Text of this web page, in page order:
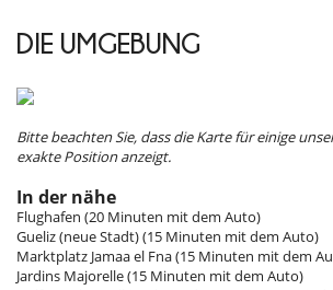
Terrasse
Zentralheizung
Kinder
Kinder willkommen
Küche und Ausstattung
voll ausgestattete Küche
Personal
Haushälterin
Immobilie mit Personal
Pro Lieferung
Rücktrittsversicherung
Trinkgeld für das Personal
Wäscheservice
Mietbedingungen
- Bitte beachten Sie, dass die Temperatur des
bei einem leistungsstarken Heizungssystem, je
variiert
- Events und Parties sind ohne vorherige
verboten
DIE UMGEBUNG
Bitte beachten Sie, dass die Karte für einige
exakte Position anzeigt.
In der nähe
Flughafen (20 Minuten mit dem Auto)
Gueliz (neue Stadt) (15 Minuten mit dem Auto)
Marktplatz Jamaa el Fna (15 Minuten mit dem
Jardins Majorelle (15 Minuten mit dem Auto)